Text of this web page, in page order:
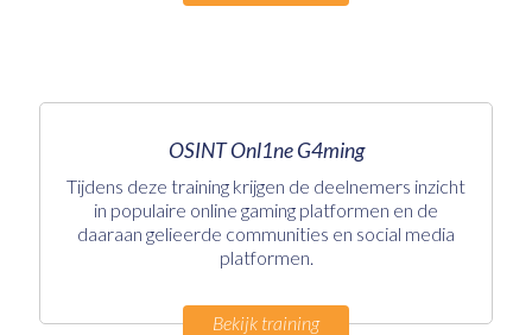
OSINT Onl1ne G4ming
Tijdens deze training krijgen de deelnemers inzicht
in populaire online gaming platformen en de
daaraan gelieerde communities en social media
platformen.
Bekijk training